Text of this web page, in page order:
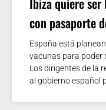
con pasaporte
España está
vacunas para poder
Los dirigentes de la
al gobierno español